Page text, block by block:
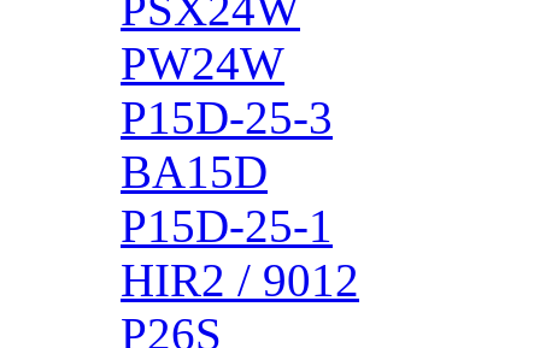
PW24W
P15D-25-3
BA15D
P15D-25-1
HIR2 / 9012
P26S